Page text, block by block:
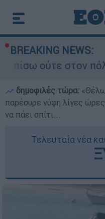
BREAKING NEWS:
πόλεμο ούτε
δημοφιλές τώρα:
παρέσυρε νύφη λίγες
να πάει σπίτι...
Τελευταία νέα